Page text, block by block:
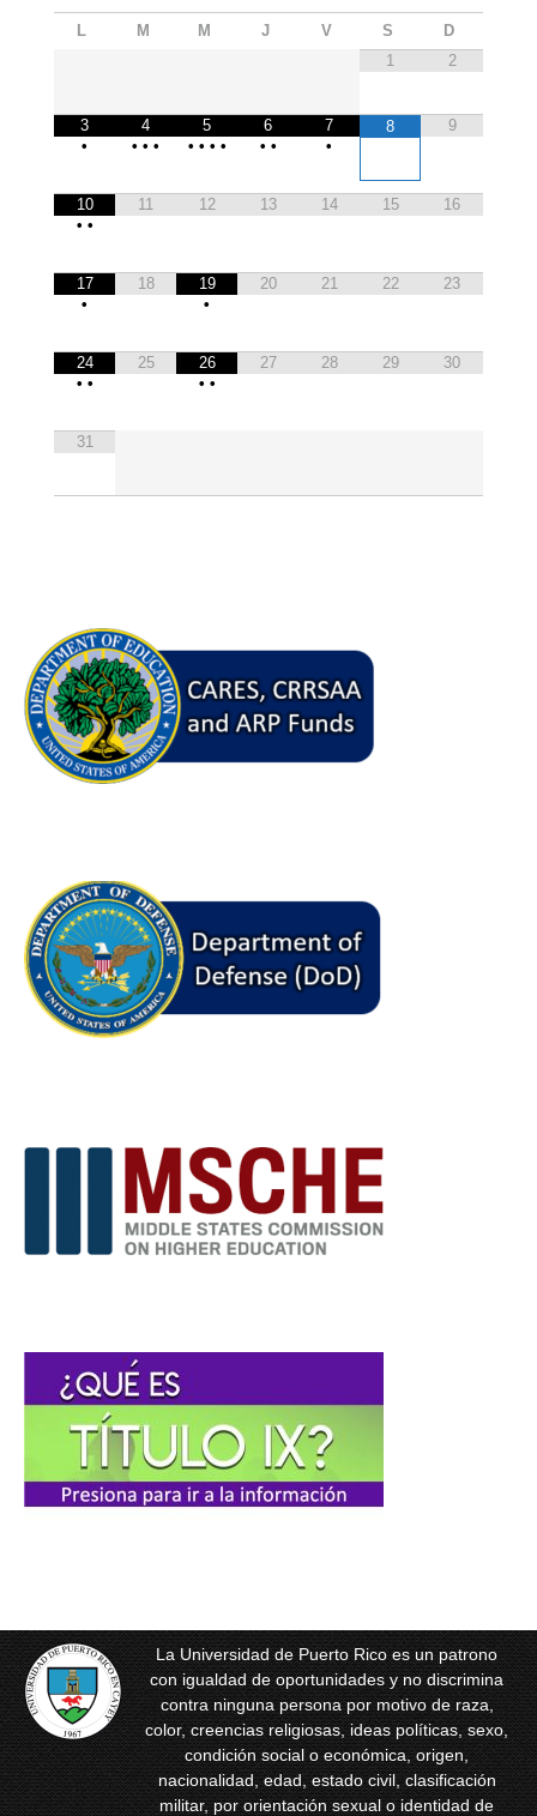
L M M J V S
D
1
2
3
•
4
• • •
5
• • • •
6
• •
7
•
8 9
10
• •
11 12 13 14 15 16
17
•
18
19
•
20 21 22 23
24
• •
25
26
• •
27 28 29 30
31
La Universidad de Puerto Rico es un patrono
con igualdad de oportunidades y no discrimina
contra ninguna persona por motivo de raza,
color, creencias religiosas, ideas políticas, sexo,
condición social o económica, origen,
nacionalidad, edad, estado civil, clasificación
militar, por orientación sexual o identidad de